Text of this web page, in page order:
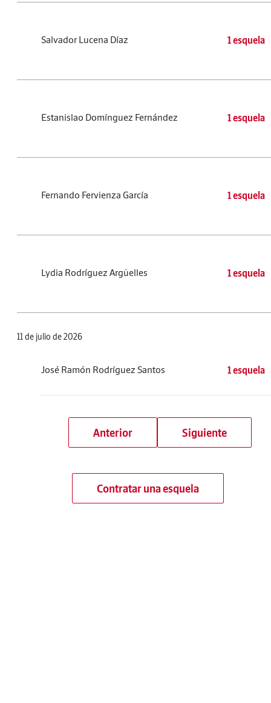
Salvador Lucena Díaz 1 esquela
Estanislao Domínguez Fernández 1 esquela
Fernando Fervienza García 1 esquela
Lydia Rodríguez Argüelles 1 esquela
11 de julio de 2026
José Ramón Rodríguez Santos 1 esquela
Anterior Siguiente
Contratar una esquela